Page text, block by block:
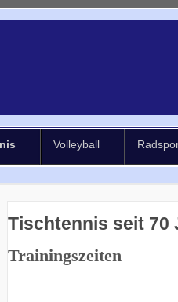
Volleyball
Tischtennis seit 70
Trainingszeiten